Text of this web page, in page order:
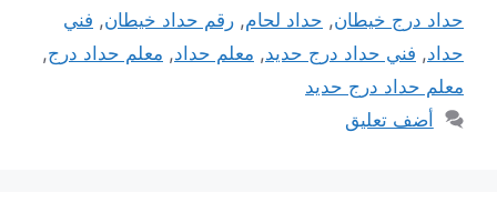
حداد درج خيطان, حداد لحام, رقم حداد خيطان, فني
حداد, فني حداد درج حديد, معلم حداد, معلم حداد درج,
معلم حداد درج حديد
أضف تعليق